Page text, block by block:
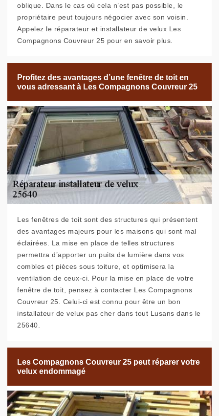
oblique. Dans le cas où cela n’est pas possible, le
propriétaire peut toujours négocier avec son voisin.
Appelez le réparateur et installateur de velux Les
Compagnons Couvreur 25 pour en savoir plus.
Profitez des avantages d’une fenêtre de toit en
vous adressant à Les Compagnons Couvreur 25
Les fenêtres de toit sont des structures qui présentent
des avantages majeurs pour les maisons qui sont mal
éclairées. La mise en place de telles structures
permettra d’apporter un puits de lumière dans vos
combles et pièces sous toiture, et optimisera la
ventilation de ceux-ci. Pour la mise en place de votre
fenêtre de toit, pensez à contacter Les Compagnons
Couvreur 25. Celui-ci est connu pour être un bon
installateur de velux pas cher dans tout Lusans dans le
25640.
Les Compagnons Couvreur 25 peut réparer votre
velux endommagé